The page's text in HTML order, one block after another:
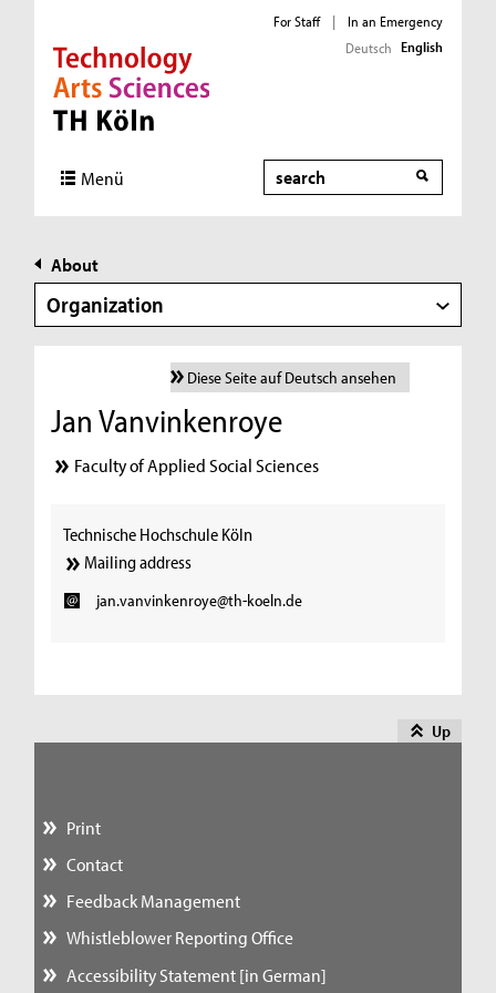
Direkt zur Hauptnavigation
Direkt zur Subnavigation
Direkt zum Inhalt
Direkt zum Fußbereich
For Staff |
In an Emergency
Deutsch English
Menü Search
About
Organization
Diese Seite auf Deutsch ansehen
Jan Vanvinkenroye
Faculty of Applied Social Sciences
Technische Hochschule Köln
Mailing address
jan.vanvinkenroye@th-koeln.de
Up
Print
Contact
Feedback Management
Whistleblower Reporting Office
Accessibility Statement [in German]